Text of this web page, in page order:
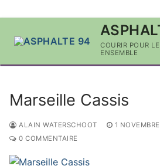
COURIR POUR
ENSEMBLE
Marseille Cassis
ALAIN WATERSCHOOT 1
0 COMMENTAIRE